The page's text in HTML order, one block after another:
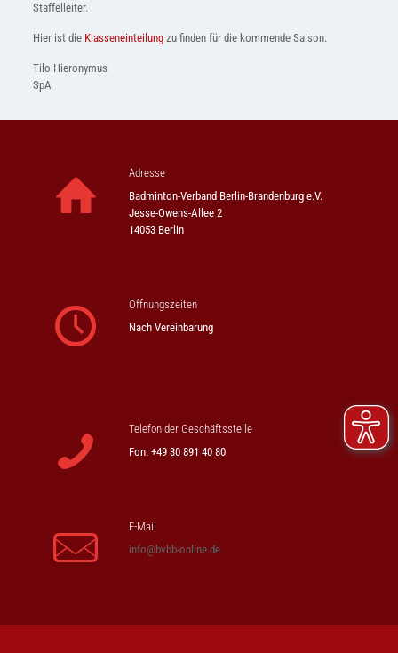
Staffelleiter.
Hier ist die Klasseneinteilungzu finden für die kommende Saison.
Tilo Hieronymus
SpA
Adresse
Badminton-Verband Berlin-Brandenburg e.V.
Jesse-Owens-Allee 2
14053 Berlin
Öffnungszeiten
Nach Vereinbarung
Telefon der Geschäftsstelle
Fon: +49 30 891 40 80
E-Mail
info@bvbb-online.de